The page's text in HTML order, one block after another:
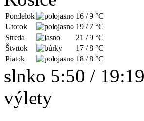
Pondelok 16 / 9 °C
Utorok
19 / 7 °C
Streda
21 / 9 °C
Štvrtok
17 / 8 °C
Piatok
18 / 8 °C
slnko 5:50 / 19:19
výlety